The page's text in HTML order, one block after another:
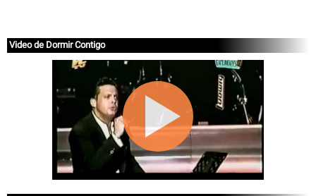
Video de Dormir Contigo